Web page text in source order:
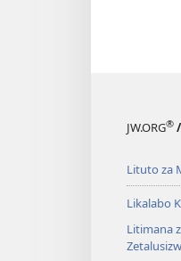
JW.ORG®
Lituto za
Likalabo
Litimana